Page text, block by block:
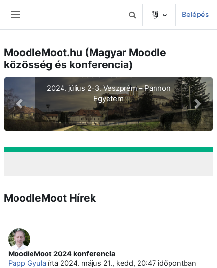
Keresési bemeneti adatok
Belépés
MoodleMoot.hu (Magyar Moodle
közösség és konferencia)
2024. július 2-3. Veszprém –Pannon
Egyetem
prev next
MoodleMoot Hírek
MoodleMoot 2024 konferencia
Papp Gyula írta 2024. május 21., kedd, 20:47 időpontban